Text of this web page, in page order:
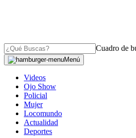
Cuadro de
Menú
Videos
Ojo Show
Policial
Mujer
Locomundo
Actualidad
Deportes